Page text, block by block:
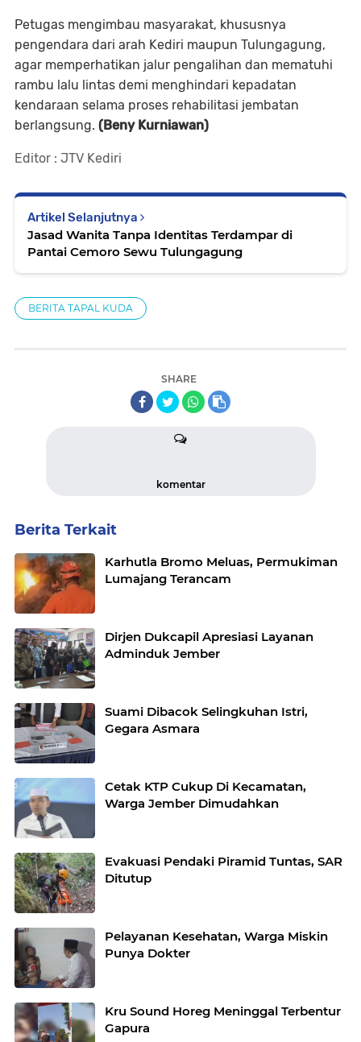
Petugas mengimbau masyarakat, khususnya
pengendara dari arah Kediri maupun Tulungagung,
agar memperhatikan jalur pengalihan dan mematuhi
rambu lalu lintas demi menghindari kepadatan
kendaraan selama proses rehabilitasi jembatan
berlangsung. (Beny Kurniawan)
Editor : JTV Kediri
Artikel Selanjutnya
Jasad Wanita Tanpa Identitas Terdampar di
Pantai Cemoro Sewu Tulungagung
BERITA TAPAL KUDA
SHARE
komentar
Berita Terkait
Karhutla Bromo Meluas, Permukiman
Lumajang Terancam
Dirjen Dukcapil Apresiasi Layanan
Adminduk Jember
Suami Dibacok Selingkuhan Istri,
Gegara Asmara
Cetak KTP Cukup Di Kecamatan,
Warga Jember Dimudahkan
Evakuasi Pendaki Piramid Tuntas, SAR
Ditutup
Pelayanan Kesehatan, Warga Miskin
Punya Dokter
Kru Sound Horeg Meninggal Terbentur
Gapura